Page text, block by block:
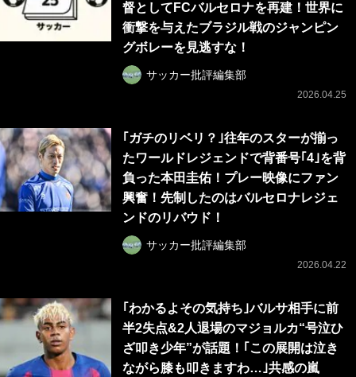
督としてFCバルセロナを再建！世界に
衝撃を与えたブラジル戦のジャンピン
グボレーを見逃すな！
サッカー批評編集部
2026.04.25
｢ガチのリベリ？｣往年のスターが揃っ
たワールドレジェンドで背番号｢4｣を背
負った本田圭佑！プレー映像にファン
興奮！先制したのはバルセロナレジェ
ンドのリバウド！
サッカー批評編集部
2026.04.22
｢わかるよその気持ち｣バルサ相手に前
半2失点&2人退場のマジョルカ“号泣ひ
ざ叩き少年”が話題！｢この展開は泣き
ながら膝も叩きますわ…｣共感の嵐